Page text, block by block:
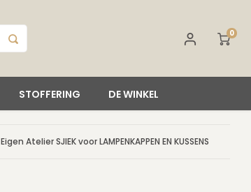
0
STOFFERING DE WINKEL
Eigen Atelier SJIEK voor LAMPENKAPPEN EN KUSSENS